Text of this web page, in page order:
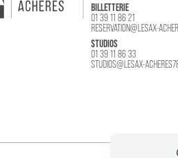
BILLETTERIE
01 39 11 86 21
RESERVATION@LESAX-
STUDIOS
01 39 11 86 33
STUDIOS@LESAX-